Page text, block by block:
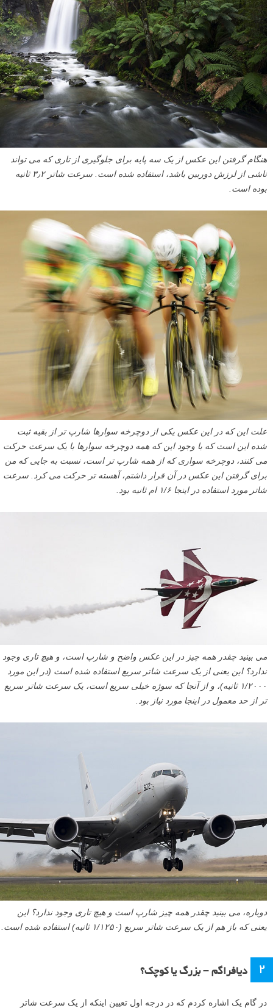
هنگام گرفتن این عکس از یک سه پایه برای جلوگیری از تاری که می تواند
ناشی از لرزش دوربین باشد، استفاده شده است. سرعت شاتر ۳٫۲ ثانیه
بوده است.
علت این که در این عکس یکی از دوچرخه سوارها شارپ تر از بقیه ثبت
شده این است که با وجود این که همه دوچرخه سوارها با یک سرعت حرکت
می کنند، دوچرخه سواری که از همه شارپ تر است، نسبت به جایی که من
برای گرفتن این عکس در آن قرار داشتم، آهسته تر حرکت می کرد. سرعت
شاتر مورد استفاده در اینجا ۱/۶ ام ثانیه بود.
می بینید چقدر همه چیز در این عکس واضح و شارپ است، و هیچ تاری وجود
ندارد؟ این یعنی از یک سرعت شاتر سریع استفاده شده است (در این مورد
۱/۲۰۰۰ ثانیه)، و از آنجا که سوژه خیلی سریع است، یک سرعت شاتر سریع
تر از حد معمول در اینجا مورد نیاز بود.
دوباره، می بینید چقدر همه چیز شارپ است و هیچ تاری وجود ندارد؟ این
یعنی که باز هم از یک سرعت شاتر سریع (۱/۱۲۵۰ ثانیه) استفاده شده است.
۲ دیافراگم – بزرگ یا کوچک؟
در گام یک اشاره کردم که در درجه اول تعیین اینکه از یک سرعت شاتر